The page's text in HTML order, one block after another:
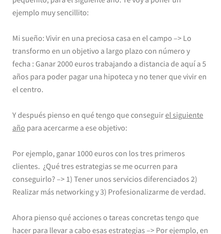
ejemplo muy sencillito:
Mi sueño: Vivir en una preciosa casa en el campo –> Lo
transformo en un objetivo a largo plazo con número y
fecha : Ganar 2000 euros trabajando a distancia de aquí a 5
años para poder pagar una hipoteca y no tener que vivir en
el centro.
Y después pienso en qué tengo que conseguirel siguiente
año para acercarme a ese objetivo:
Por ejemplo, ganar 1000 euros con los tres primeros
clientes. ¿Qué tres estrategias se me ocurren para
conseguirlo? –> 1) Tener unos servicios diferenciados 2)
Realizar más networking y 3) Profesionalizarme de verdad.
Ahora pienso qué acciones o tareas concretas tengo que
hacer para llevar a cabo esas estrategias –> Por ejemplo, en